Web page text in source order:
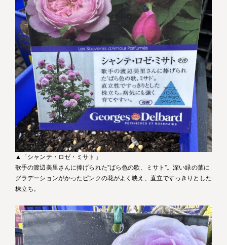
▲「シャンテ・ロゼ・ミサト」
歌手の渡辺美里さんに捧げられた”ばら色の歌、ミサト”。深い緑の葉に
グラデーションがかったピンクの花がよく映え、直立ですっきりとした
株立ち。